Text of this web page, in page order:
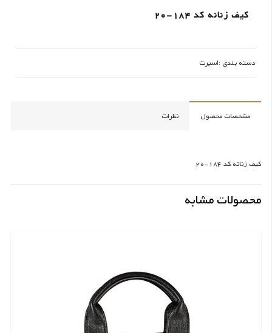
کیف زنانه کد 184-20
دسته بندی :اسپرت
مشخصات محصول نظرات
کیف زنانه کد 184-20
محصولات مشابه